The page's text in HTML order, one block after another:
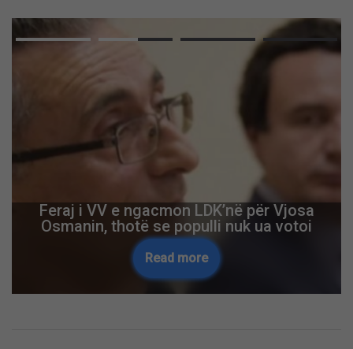
Feraj i VV e ngacmon LDK’në për Vjosa
Osmanin, thotë se populli nuk ua votoi
Read more